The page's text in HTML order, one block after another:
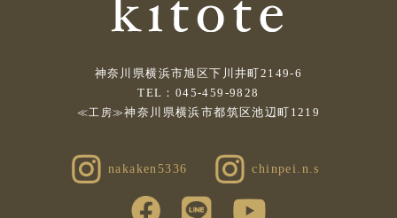
神奈川県横浜市旭区下川井町2149-6
TEL：045-459-9828
≪工房≫神奈川県横浜市都筑区池辺町1219
nakaken5336 chinpei.n.s